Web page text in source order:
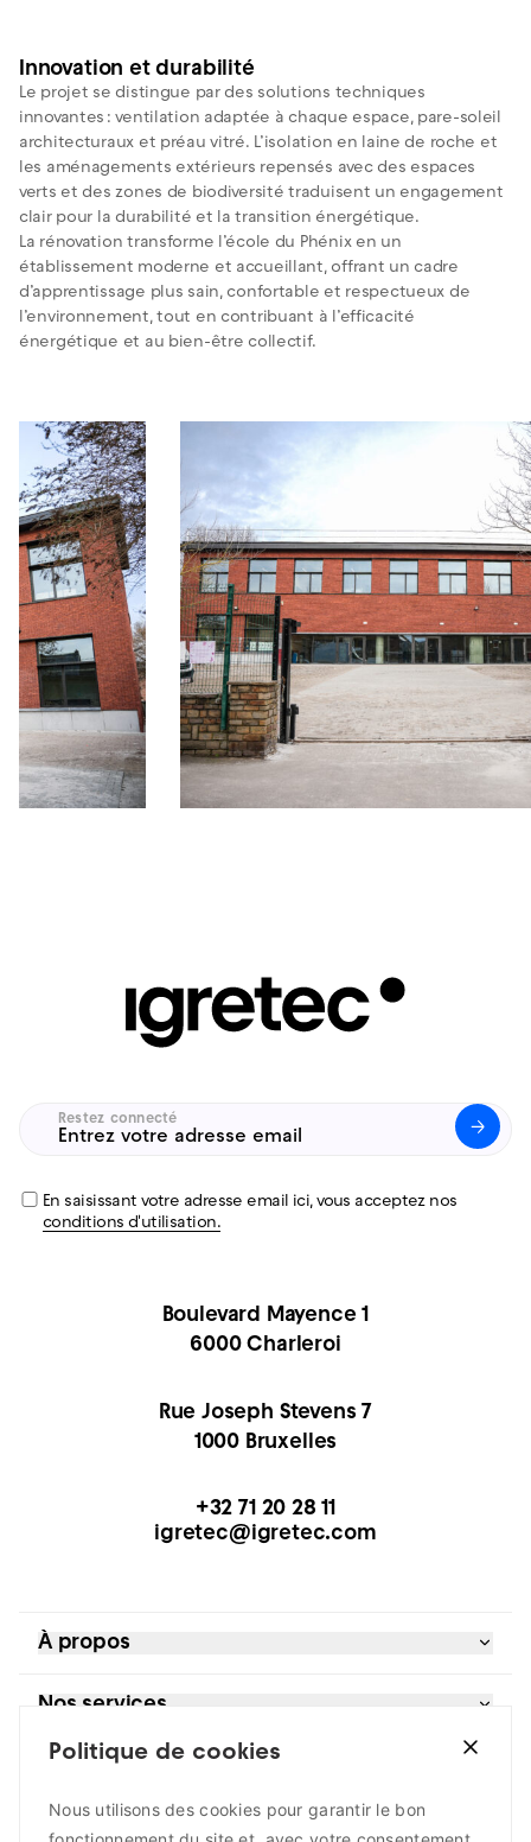
Innovation et durabilité
Le projet se distingue par des solutions techniques
innovantes : ventilation adaptée à chaque espace, pare-soleil
architecturaux et préau vitré. L’isolation en laine de roche et
les aménagements extérieurs repensés avec des espaces
verts et des zones de biodiversité traduisent un engagement
clair pour la durabilité et la transition énergétique.
La rénovation transforme l’école du Phénix en un
établissement moderne et accueillant, offrant un cadre
d’apprentissage plus sain, confortable et respectueux de
l’environnement, tout en contribuant à l’efficacité
énergétique et au bien-être collectif.
Boulevard Mayence 1
6000 Charleroi
Rue Joseph Stevens 7
1000 Bruxelles
+32 71 20 28 11
igretec@igretec.com
Restez connecté
Untitled(Nécessaire)
En saisissant votre adresse email ici, vous acceptez nos
conditions d'utilisation.
À propos
Références
À propos
Nos services
Bureau d’études
Développement territorial
un acteur public
Suivez-nous
Politique de cookies
Nous utilisons des cookies pour garantir le bon